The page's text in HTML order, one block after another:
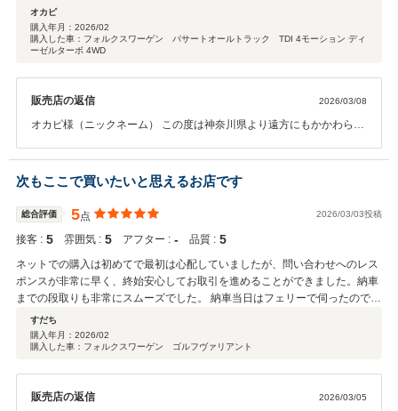
スムーズでした。届いたパサートオールトラックは想像以上に綺麗で状態も
良く、とても満足度が高いです。今では家族でのドライブや週末のレジャー
に活躍しています。遠方でも信頼できる素晴らしいお店です。ありがとうご
ざいました！
オカピ
購入年月： 2026/02
購入した車：フォルクスワーゲン パサートオールトラック TDI 4モーション ディ
ーゼルターボ 4WD
販売店の返信 2026/03/08
オカピ様（ニックネーム） この度は神奈川県より遠方にもかかわらず
かいお言葉をいただき誠にありがとうございます。 実車をご覧いただ
けない中でご不安もあったかと思いますが、安心してお任せいただけ
たとのお言葉を拝見し、私も大変嬉しく思っております。お車の状態
にもご満足いただけたようで安心いたしました。 これからご家族皆様
でのドライブやファミリーキャンプなど、たくさんの思い出づくりに
ご活躍できれば幸いです。 今後のメンテナンスにつきましては、お近
くのフォルクスワーゲンディーラー様でご入庫いただくご予定かと思
いますが、何かございましたら遠方でもお気軽にご相談ください。 こ
の度は誠にありがとうございました。
次もここで買いたいと思えるお店です
総合評価 5点 2026/03/03投稿
接客 : 5 雰囲気 : 5 アフター : ‐ 品質 : 5
ネットでの購入は初めてで最初は心配していましたが、問い合わせへのレス
ポンスが非常に早く、終始安心してお取引を進めることができました。納車
までの段取りも非常にスムーズでした。 納車当日はフェリーで伺ったのです
が、店長さんにわざわざ乗り場まで送迎していただき、本当に助かりまし
た。 送迎中に、地元（自居地）での今後のメンテナンスについて相談したと
ころ、非常に丁寧にアドバイスをいただけたので、購入後の不安も解消する
ンスもお願いしたかったです。 「次もここで買いたい」と思わせてくれる素
すだち
購入年月： 2026/02
購入した車：フォルクスワーゲン ゴルフヴァリアント
販売店の返信 2026/03/05